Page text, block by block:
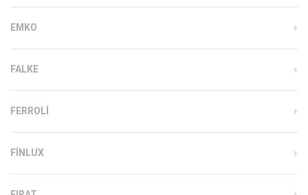
EMKO
FALKE
FERROLI
FINLUX